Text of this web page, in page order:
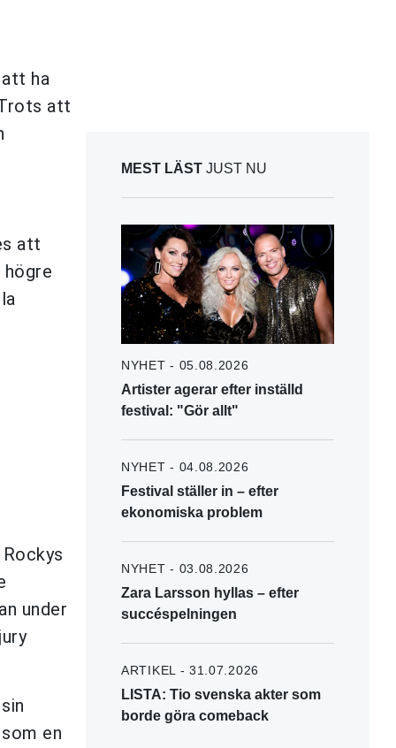
ha
att
att
under
en
MEST LÄST JUST NU
NYHET - 05.08.2026
Artister agerar efter inställd
festival: "Gör allt"
NYHET - 04.08.2026
Festival ställer in – efter
ekonomiska problem
NYHET - 03.08.2026
Zara Larsson hyllas – efter
succéspelningen
ARTIKEL - 31.07.2026
LISTA: Tio svenska akter som
borde göra comeback